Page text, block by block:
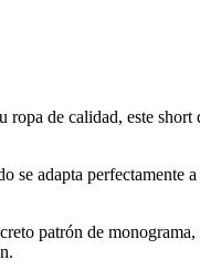
de calidad, este
se adapta perfectamente
patrón de